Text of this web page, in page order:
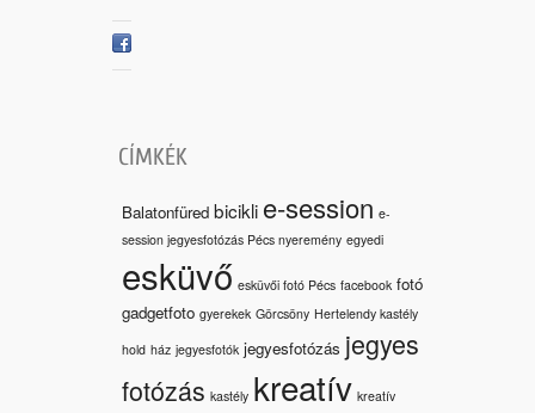
CÍMKÉK
Balatonfüred bicikli e-session e-
session jegyesfotózás Pécs nyeremény egyedi
esküvő esküvői fotó Pécs facebook fotó
gadgetfoto gyerekek Görcsöny Hertelendy kastély
hold ház jegyesfotók jegyesfotózás jegyes
fotózás kastély kreatív kreatív